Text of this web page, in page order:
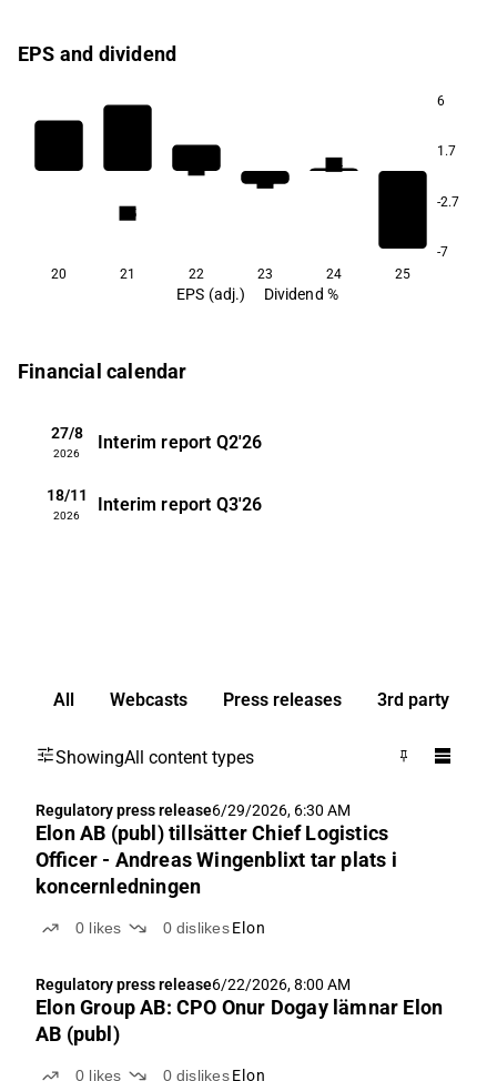
EPS and dividend
6
1.7
-2.7
-7
3.5
5.3
4.8
5.4
20 21 22 23 24 25
EPS (adj.) Dividend %
Financial calendar
27/8
2026
Interim report Q2'26
18/11
2026
Interim report Q3'26
All Webcasts Press releases 3rd party
ShowingAll content types
Regulatory press release6/29/2026, 6:30 AM
Elon AB (publ) tillsätter Chief Logistics
Officer - Andreas Wingenblixt tar plats i
koncernledningen
0 likes 0 dislikes Elon
Regulatory press release6/22/2026, 8:00 AM
Elon Group AB: CPO Onur Dogay lämnar Elon
AB (publ)
0 likes 0 dislikes Elon